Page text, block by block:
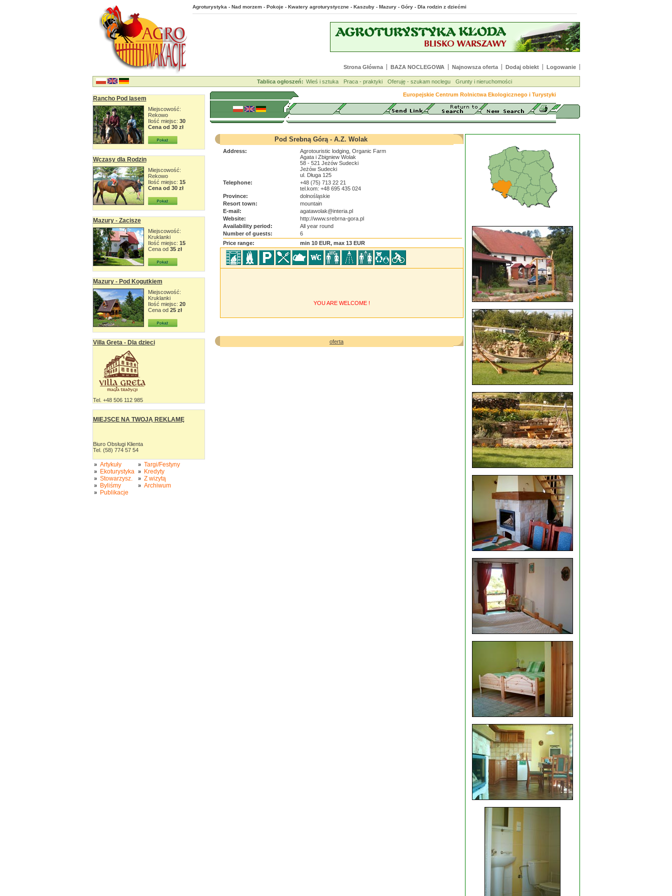
Agroturystyka - Nad morzem - Pokoje - Kwatery agroturystyczne - Kaszuby - Mazury - Góry - Dla rodzin z dziećmi
Strona Główna BAZA NOCLEGOWA Najnowsza oferta Dodaj obiekt Logowanie
Tablica ogłoszeń: Wieś i sztuka Praca - praktyki Oferuję - szukam noclegu Grunty i nieruchomości
Rancho Pod lasem
Miejscowość:
Rekowo
Ilość miejsc: 30
Cena od 30 zł
Wczasy dla Rodzin
Miejscowość:
Rekowo
Ilość miejsc: 15
Cena od 30 zł
Mazury - Zacisze
Miejscowość:
Kruklanki
Ilość miejsc: 15
Cena od 35 zł
Mazury - Pod Kogutkiem
Miejscowość:
Kruklanki
Ilość miejsc: 20
Cena od 25 zł
Villa Greta - Dla dzieci
Tel. +48 506 112 985
MIEJSCE NA TWOJĄ REKLAMĘ
Biuro Obsługi Klienta
Tel. (58) 774 57 54
» Artykuły
» Ekoturystyka
» Stowarzysz.
» Byliśmy
» Publikacje
» Targi/Festyny
» Kredyty
» Z wizytą
» Archiwum
Europejskie Centrum Rolnictwa Ekologicznego i Turystyki
Pod Srebną Górą - A.Z. Wolak
Address:
Agrotouristic lodging, Organic Farm
Agata i Zbigniew Wolak
58 - 521 Jeżów Sudecki
Jeżów Sudecki
ul. Długa 125
Telephone:
+48 (75) 713 22 21
tel.kom: +48 695 435 024
Province:
dolnośląskie
Resort town:
mountain
E-mail:
agatawolak@interia.pl
Website:
http://www.srebrna-gora.pl
Availability period:
All year round
Number of guests:
6
Price range:
min 10 EUR, max 13 EUR
YOU ARE WELCOME !
oferta